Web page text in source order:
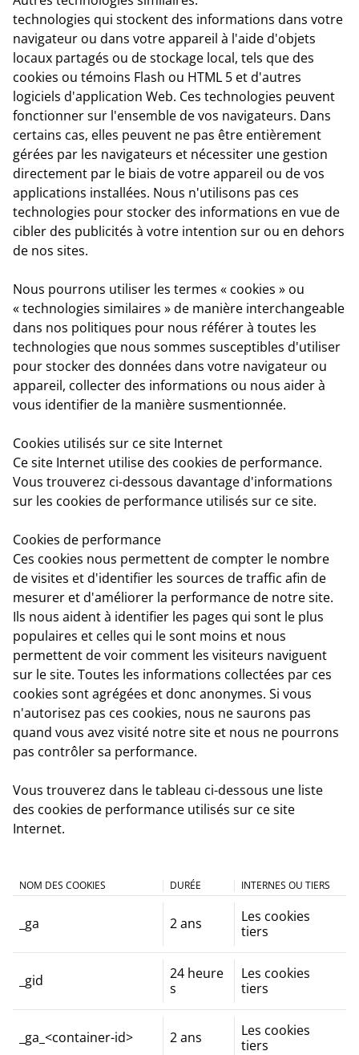
technologies qui stockent des informations dans votre
navigateur ou dans votre appareil à l'aide d'objets
locaux partagés ou de stockage local, tels que des
cookies ou témoins Flash ou HTML 5 et d'autres
logiciels d'application Web. Ces technologies peuvent
fonctionner sur l'ensemble de vos navigateurs. Dans
certains cas, elles peuvent ne pas être entièrement
gérées par les navigateurs et nécessiter une gestion
directement par le biais de votre appareil ou de vos
applications installées. Nous n'utilisons pas ces
technologies pour stocker des informations en vue de
cibler des publicités à votre intention sur ou en dehors
de nos sites.
Nous pourrons utiliser les termes « cookies » ou
« technologies similaires » de manière interchangeable
dans nos politiques pour nous référer à toutes les
technologies que nous sommes susceptibles d'utiliser
pour stocker des données dans votre navigateur ou
appareil, collecter des informations ou nous aider à
vous identifier de la manière susmentionnée.
Cookies utilisés sur ce site Internet
Ce site Internet utilise des cookies de performance.
Vous trouverez ci-dessous davantage d'informations
sur les cookies de performance utilisés sur ce site.
Cookies de performance
Ces cookies nous permettent de compter le nombre
de visites et d'identifier les sources de traffic afin de
mesurer et d'améliorer la performance de notre site.
Ils nous aident à identifier les pages qui sont le plus
populaires et celles qui le sont moins et nous
permettent de voir comment les visiteurs naviguent
sur le site. Toutes les informations collectées par ces
cookies sont agrégées et donc anonymes. Si vous
n'autorisez pas ces cookies, nous ne saurons pas
quand vous avez visité notre site et nous ne pourrons
pas contrôler sa performance.
Vous trouverez dans le tableau ci-dessous une liste
des cookies de performance utilisés sur ce site
Internet.
NOM DES COOKIES DURÉE INTERNES OU TIERS
_ga 2 ans
Les cookies
tiers
_gid
24 heure
s
Les cookies
tiers
_ga_<container-id> 2 ans
Les cookies
tiers